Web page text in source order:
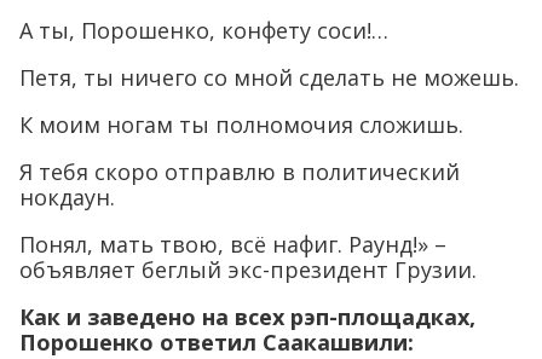
А ты, Порошенко, конфету соси!…
Петя, ты ничего со мной сделать не можешь.
К моим ногам ты полномочия сложишь.
Я тебя скоро отправлю в политический
нокдаун.
Понял, мать твою, всё нафиг. Раунд!» –
объявляет беглый экс-президент Грузии.
Как и заведено на всех рэп-площадках,
Порошенко ответил Саакашвили: